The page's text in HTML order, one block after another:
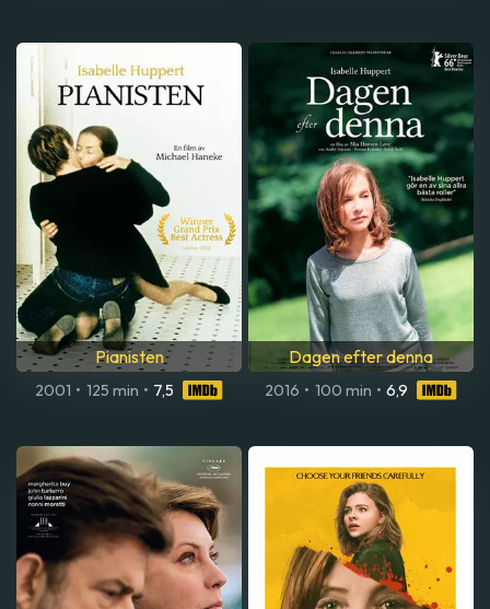
Pianisten
2001 • 125 min • 7,5
Dagen efter denna
2016 • 100 min • 6,9